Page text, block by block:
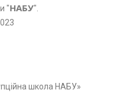
"НАБУ".
школа НАБУ»